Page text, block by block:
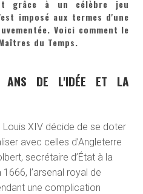
grâce à un célèbre jeu
imposé aux termes d'une
Voici comment le
du Temps.
ANS DE L'IDÉE ET LA
XIV décide de se doter
avec celles d’Angleterre
secrétaire d’État à la
l’arsenal royal de
une complication